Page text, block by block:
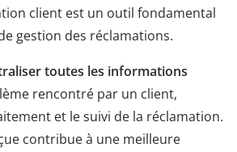
client est un outil fondamental
gestion des réclamations.
toutes les informations
rencontré par un client,
et le suivi de la réclamation.
contribue à une meilleure